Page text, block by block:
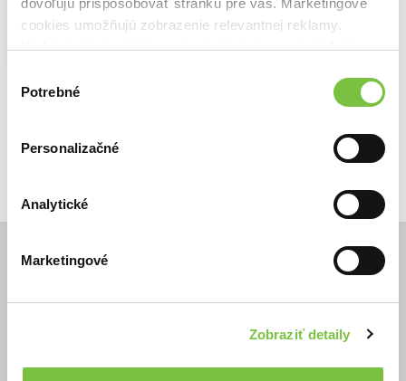
cookies umožňujú zobrazenie relevantnej reklamy.
Niektoré údaje zdieľame aj s tretími stranami. Veľmi by
cookies.
súhlasu
Potrebné
Personalizačné
Analytické
Marketingové
Zobraziť detaily
jedinému možnému úniku... Zobraziť viac